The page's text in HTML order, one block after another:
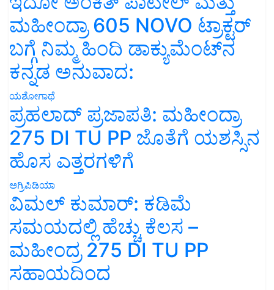
ಮಹೀಂದ್ರಾ 605 NOVO ಟ್ರಾಕ್ಟರ್
ಬಗ್ಗೆ ನಿಮ್ಮ ಹಿಂದಿ ಡಾಕ್ಯುಮೆಂಟ್‌ನ
ಕನ್ನಡ ಅನುವಾದ:
ಯಶೋಗಾಥೆ
ಪ್ರಹಲಾದ್ ಪ್ರಜಾಪತಿ: ಮಹೀಂದ್ರಾ
275 DI TU PP ಜೊತೆಗೆ ಯಶಸ್ಸಿನ
ಹೊಸ ಎತ್ತರಗಳಿಗೆ
ಅಗ್ರಿಪಿಡಿಯಾ
ವಿಮಲ್ ಕುಮಾರ್: ಕಡಿಮೆ
ಸಮಯದಲ್ಲಿ ಹೆಚ್ಚು ಕೆಲಸ –
ಮಹೀಂದ್ರ 275 DI TU PP
ಸಹಾಯದಿಂದ